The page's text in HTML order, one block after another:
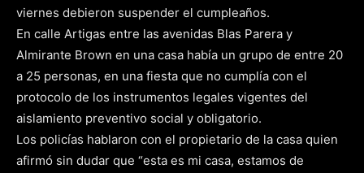
viernes debieron suspender el cumpleaños.
En calle Artigas entre las avenidas Blas Parera y
Almirante Brown en una casa había un grupo de entre 20
a 25 personas, en una fiesta que no cumplía con el
protocolo de los instrumentos legales vigentes del
aislamiento preventivo social y obligatorio.
Los policías hablaron con el propietario de la casa quien
afirmó sin dudar que “esta es mi casa, estamos de